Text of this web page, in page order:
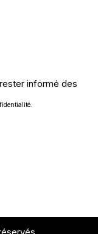
informé des